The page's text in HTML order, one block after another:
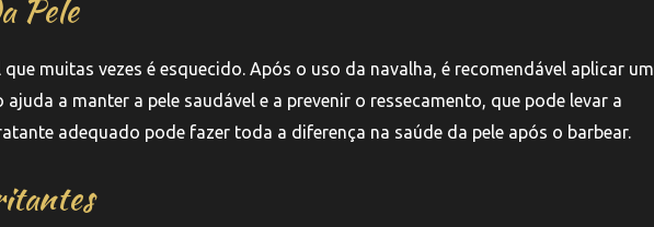
Pele
muitas vezes é esquecido. Após o uso da navalha, é recomendável aplicar um
a manter a pele saudável e a prevenir o ressecamento, que pode levar a
adequado pode fazer toda a diferença na saúde da pele após o barbear.